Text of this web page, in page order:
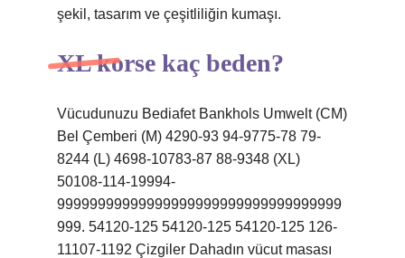
şekil, tasarım ve çeşitliliğin kumaşı.
XL korse kaç beden?
Vücudunuzu Bediafet Bankhols Umwelt (CM)
Bel Çemberi (M) 4290-93 94-9775-78 79-
8244 (L) 4698-10783-87 88-9348 (XL)
50108-114-19994-
99999999999999999999999999999999999
999. 54120-125 54120-125 54120-125 126-
11107-1192 Çizgiler Dahadın vücut masası